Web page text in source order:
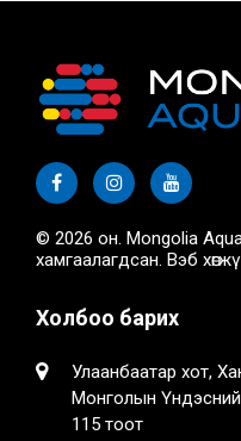
© 2026 он. Mongolia
хамгаалагдсан. Вэб
Холбоо барих
Улаанбаатар хот, Хан-
Монголын
115 тоот